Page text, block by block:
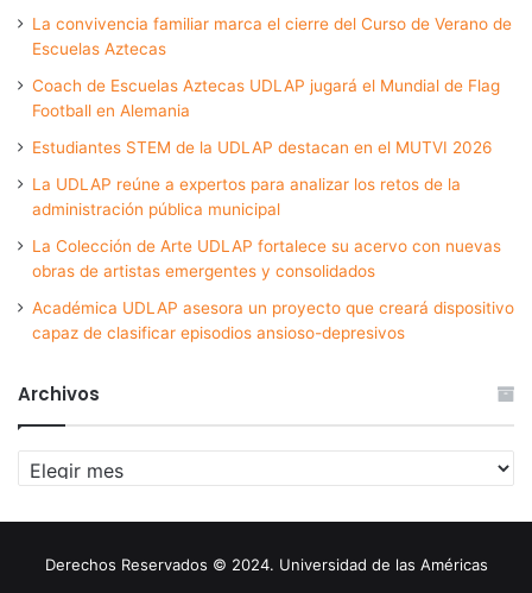
La convivencia familiar marca el cierre del Curso de Verano de
Escuelas Aztecas
Coach de Escuelas Aztecas UDLAP jugará el Mundial de Flag
Football en Alemania
Estudiantes STEM de la UDLAP destacan en el MUTVI 2026
La UDLAP reúne a expertos para analizar los retos de la
administración pública municipal
La Colección de Arte UDLAP fortalece su acervo con nuevas
obras de artistas emergentes y consolidados
Académica UDLAP asesora un proyecto que creará dispositivo
capaz de clasificar episodios ansioso-depresivos
Archivos
Archivos
Derechos Reservados © 2024. Universidad de las Américas